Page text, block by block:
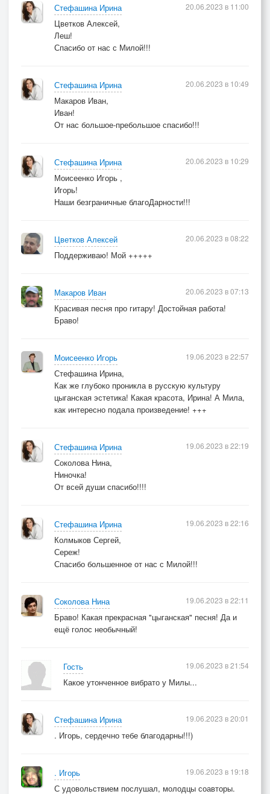
/////////////
Играй, гитара, мы с тобой
Что были венчаны судьбой.
Опять оставшись визави,
Играй, гитара! Сердце рви!
///////////
© Copyright: Ирина Стефашина
Стефашина Ирина
Цветков Алексей,
Леш!
Спасибо от нас с Милой!!!
20.06.2023 в 11:00
Стефашина Ирина
Макаров Иван,
Иван!
От нас большое-пребольшое спасибо!!!
20.06.2023 в 10:49
Стефашина Ирина
Моисеенко Игорь ,
Игорь!
Наши безграничные благоДарности!!!
20.06.2023 в 10:29
Цветков Алексей
Поддерживаю! Мой +++++
20.06.2023 в 08:22
Макаров Иван
Красивая песня про гитару! Достойная работа!
Браво!
20.06.2023 в 07:13
Моисеенко Игорь
Стефашина Ирина,
Как же глубоко проникла в русскую культуру
цыганская эстетика! Какая красота, Ирина! А Мила,
как интересно подала произведение! +++
19.06.2023 в 22:57
Стефашина Ирина
Соколова Нина,
Ниночка!
От всей души спасибо!!!!
19.06.2023 в 22:19
Стефашина Ирина
Колмыков Сергей,
Сереж!
Спасибо большенное от нас с Милой!!!
19.06.2023 в 22:16
Соколова Нина
Браво! Какая прекрасная "цыганская" песня! Да и
ещё голос необычный!
19.06.2023 в 22:11
Гость
Какое утонченное вибрато у Милы...
19.06.2023 в 21:54
Стефашина Ирина
. Игорь, сердечно тебе благодарны!!!)
19.06.2023 в 20:01
. Игорь
С удовольствием послушал, молодцы соавторы.
19.06.2023 в 19:18